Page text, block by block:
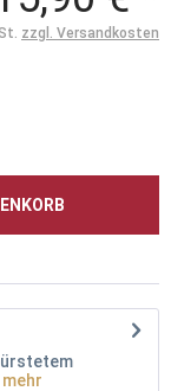
zzgl. Versandkosten
mehr